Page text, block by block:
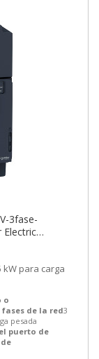
3fase-
Electric
kW para carga
o
de la red3
pesada
puerto de